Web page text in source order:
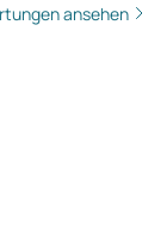
ansehen